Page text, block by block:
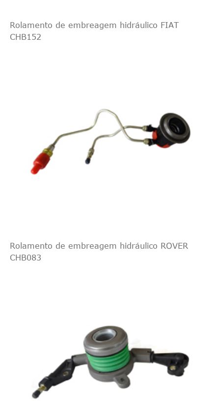
Rolamento de embreagem hidráulico FIAT
CHB152
Rolamento de embreagem hidráulico ROVER
CHB083